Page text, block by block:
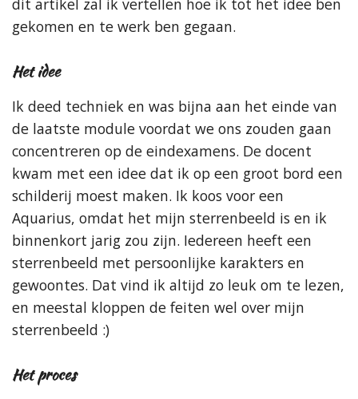
gekomen en te werk ben gegaan.
Het idee
Ik deed techniek en was bijna aan het einde van
de laatste module voordat we ons zouden gaan
concentreren op de eindexamens. De docent
kwam met een idee dat ik op een groot bord een
schilderij moest maken. Ik koos voor een
Aquarius, omdat het mijn sterrenbeeld is en ik
binnenkort jarig zou zijn. Iedereen heeft een
sterrenbeeld met persoonlijke karakters en
gewoontes. Dat vind ik altijd zo leuk om te lezen,
en meestal kloppen de feiten wel over mijn
sterrenbeeld :)
Het proces